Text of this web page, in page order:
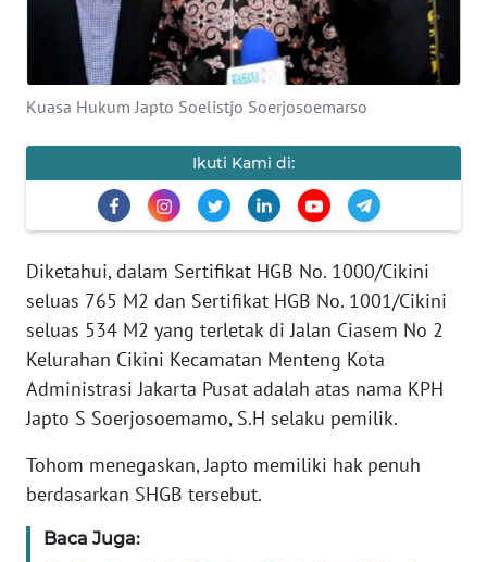
Kuasa Hukum Japto Soelistjo Soerjosoemarso
Ikuti Kami di:
Diketahui, dalam Sertifikat HGB No. 1000/Cikini
seluas 765 M2 dan Sertifikat HGB No. 1001/Cikini
seluas 534 M2 yang terletak di Jalan Ciasem No 2
Kelurahan Cikini Kecamatan Menteng Kota
Administrasi Jakarta Pusat adalah atas nama KPH
Japto S Soerjosoemamo, S.H selaku pemilik.
Tohom menegaskan, Japto memiliki hak penuh
berdasarkan SHGB tersebut.
Baca Juga:
INDEKS
KONTAK
TENTANG
KAMI
PEDOMAN
MEDIA
SIBER
REDAKSI